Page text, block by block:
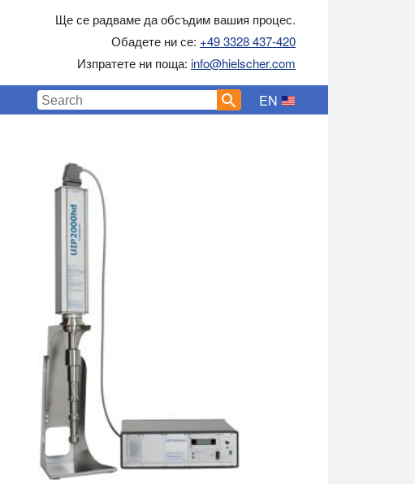
Ще се радваме да обсъдим вашия процес.
Обадете ни се: +49 3328 437-420
Изпратете ни поща: info@hielscher.com
EN